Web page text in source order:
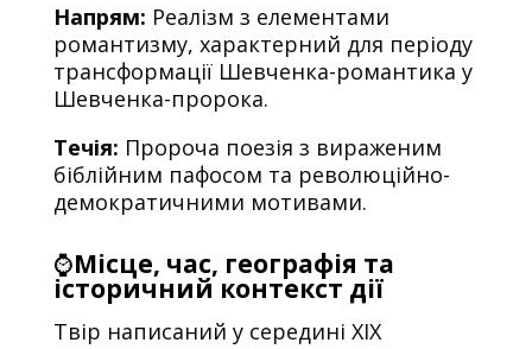
Напрям: Реалізм з елементами
романтизму, характерний для періоду
трансформації Шевченка-романтика у
Шевченка-пророка.
Течія: Пророча поезія з вираженим
біблійним пафосом та революційно-
демократичними мотивами.
⌚Місце, час, географія та
історичний контекст дії
Твір написаний у середині XIX